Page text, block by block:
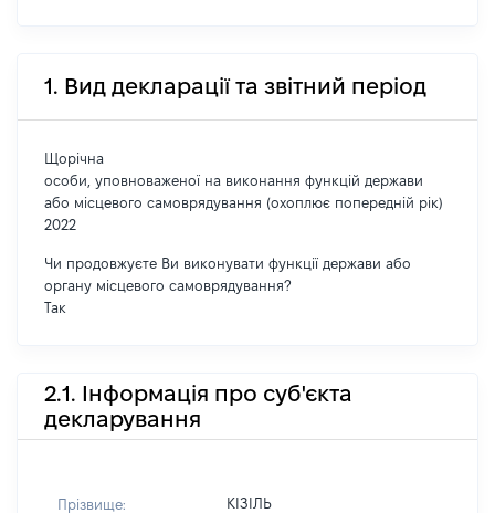
1. Вид декларації та звітний період
Щорічна
особи, уповноваженої на виконання функцій держави
або місцевого самоврядування (охоплює попередній рік)
2022
Чи продовжуєте Ви виконувати функції держави або
органу місцевого самоврядування?
Так
2.1. Інформація про суб'єкта
декларування
Прізвище: КІЗІЛЬ